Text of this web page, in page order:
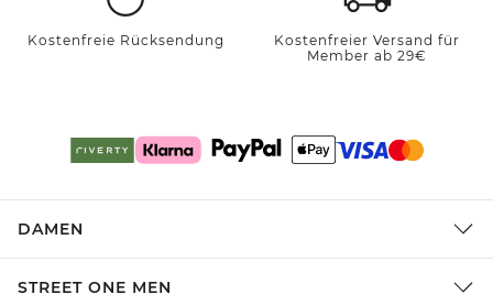
Kostenfreie Rücksendung
Kostenfreier Versand für
Member ab 29€
DAMEN
STREET ONE MEN